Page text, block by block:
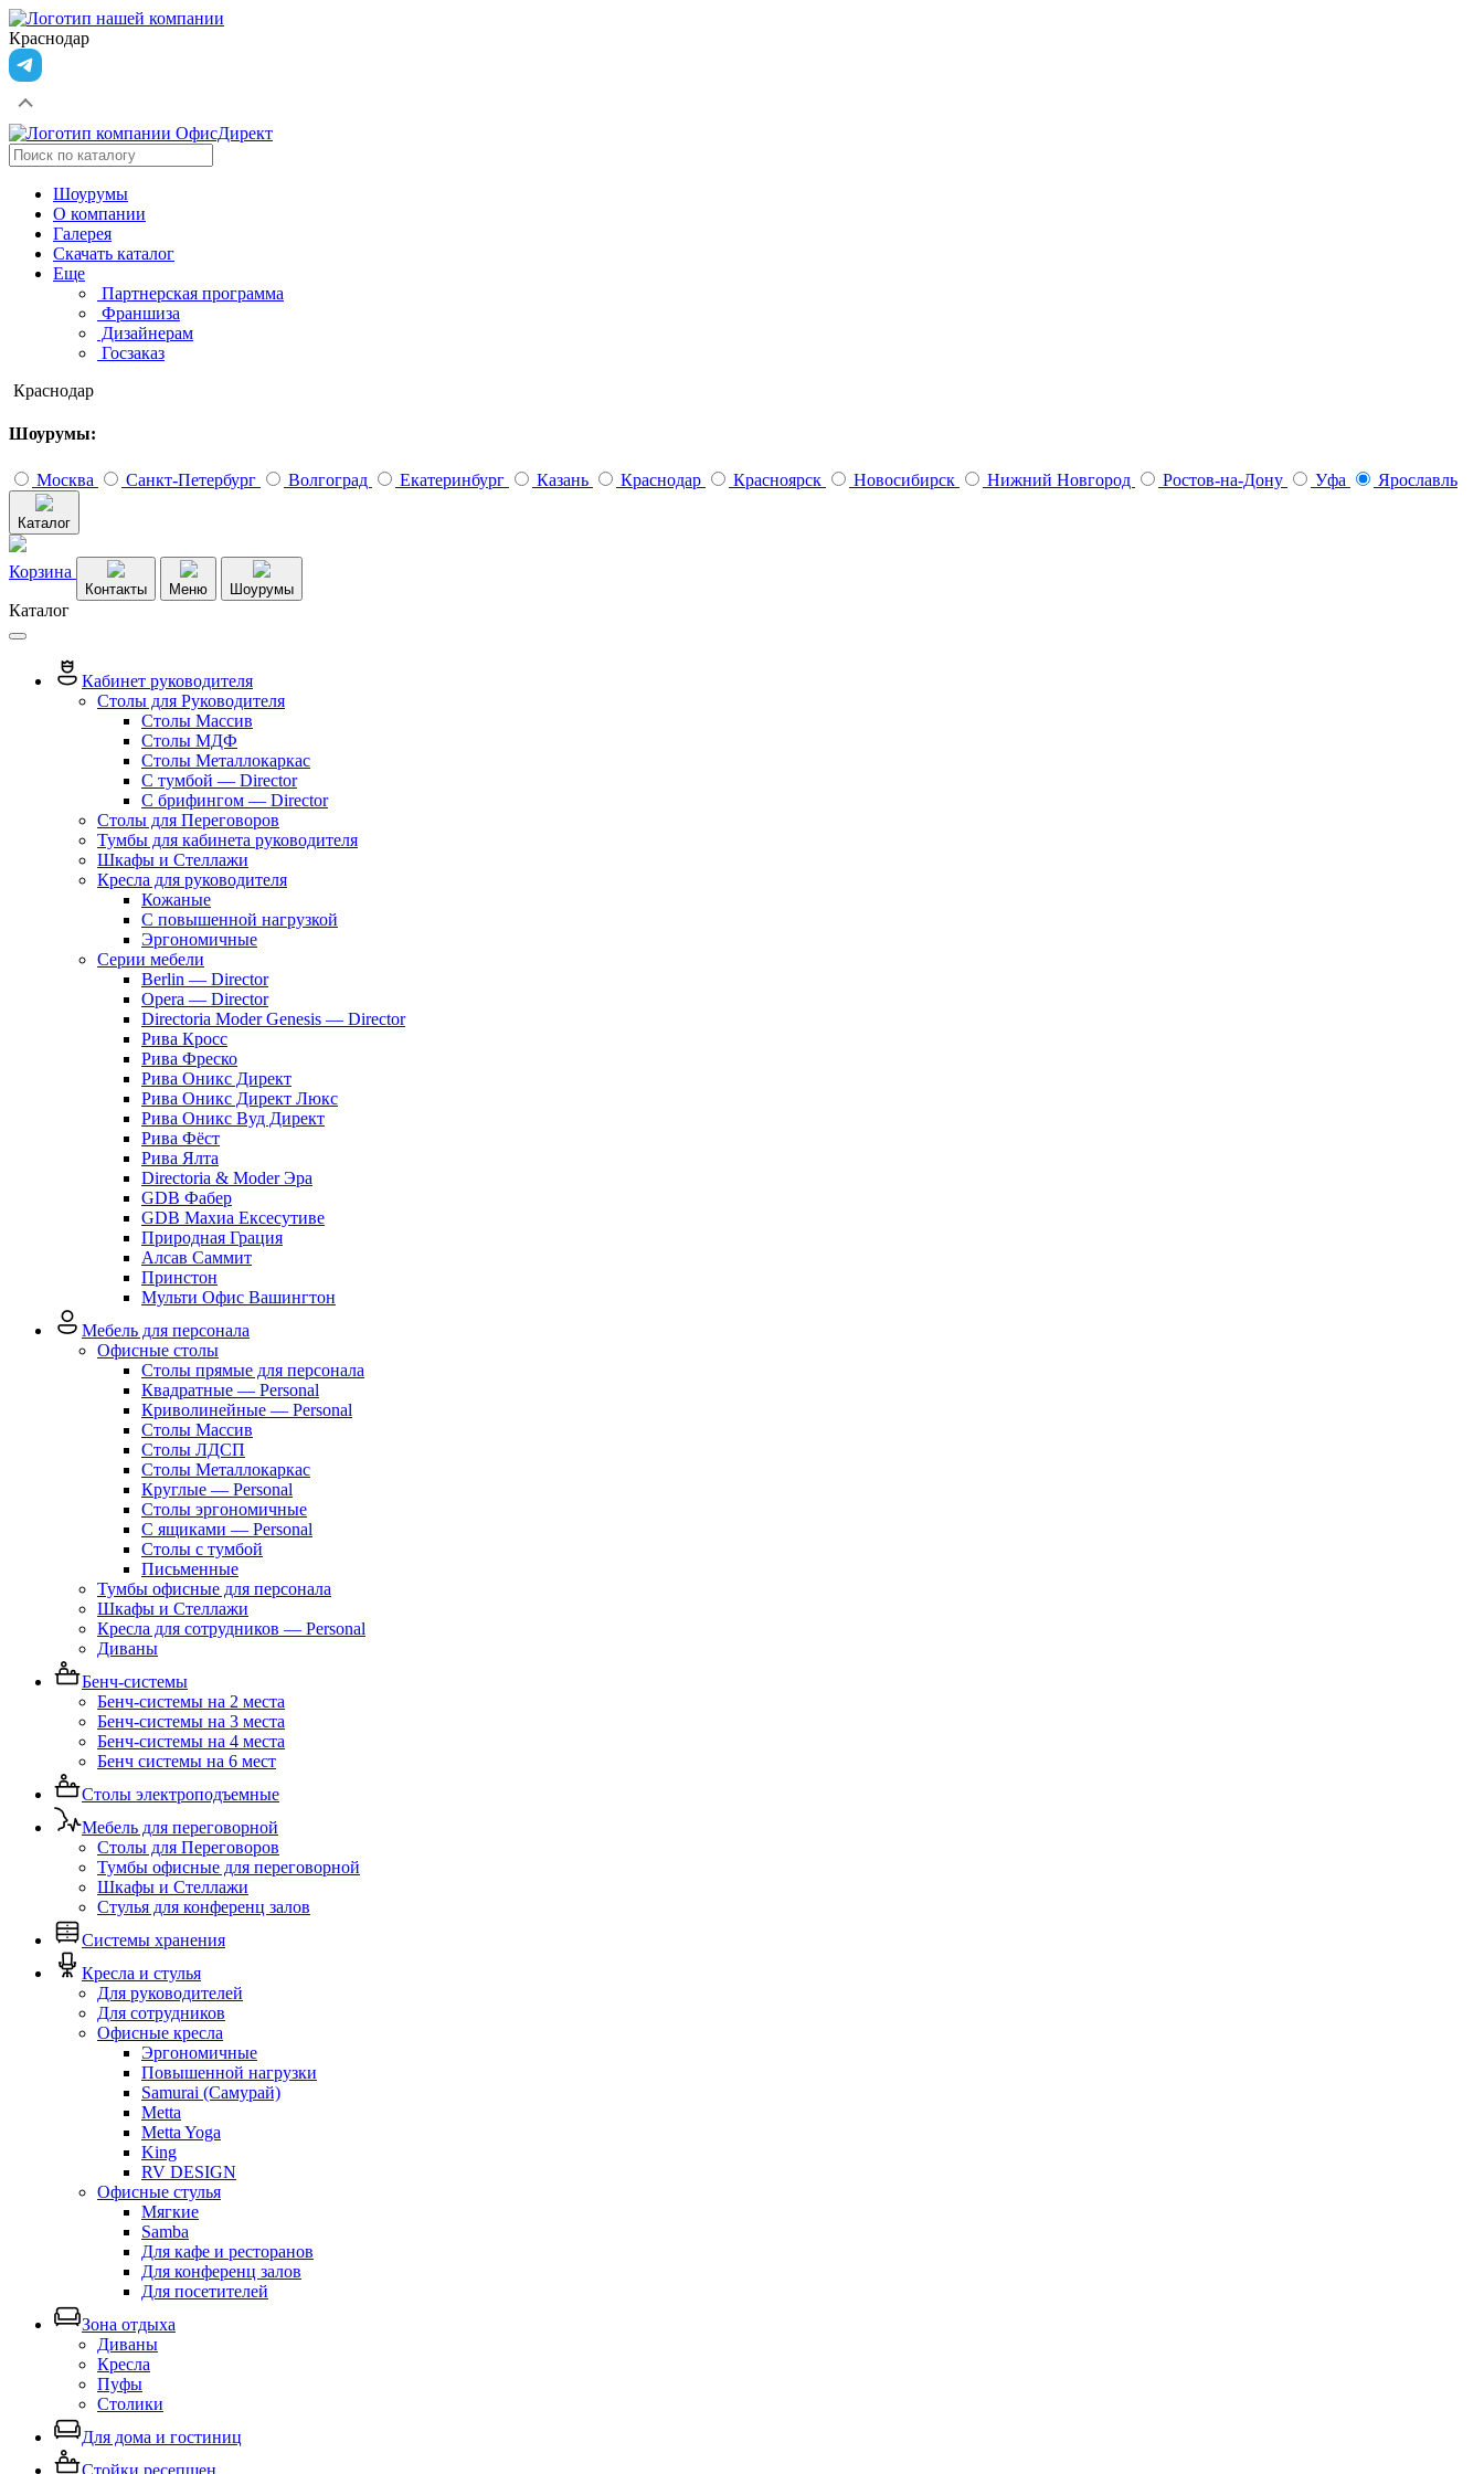
Краснодар
Шоурумы
О компании
Галерея
Скачать каталог
Еще
Партнерская программа
Франшиза
Дизайнерам
Госзаказ
Краснодар
Шоурумы:
Москва Санкт-Петербург Волгоград Екатеринбург Казань Краснодар Красноярск Новосибирск Нижний Новгород Ростов-на-Дону Уфа Ярославль
Каталог
Корзина
Контакты Меню Шоурумы
Каталог
Кабинет руководителя
Столы для Руководителя
Столы Массив
Столы МДФ
Столы Металлокаркас
С тумбой — Director
C брифингом — Director
Столы для Переговоров
Тумбы для кабинета руководителя
Шкафы и Стеллажи
Кресла для руководителя
Кожаные
С повышенной нагрузкой
Эргономичные
Серии мебели
Berlin — Director
Opera — Director
Directoria Moder Genesis — Director
Рива Кросс
Рива Фреско
Рива Оникс Директ
Рива Оникс Директ Люкс
Рива Оникс Вуд Директ
Рива Фёст
Рива Ялта
Directoria & Moder Эра
GDB Фабер
GDB Махиа Ексесутиве
Природная Грация
Алсав Саммит
Принстон
Мульти Офис Вашингтон
Мебель для персонала
Офисные столы
Столы прямые для персонала
Квадратные — Personal
Криволинейные — Personal
Столы Массив
Столы ЛДСП
Столы Металлокаркас
Круглые — Personal
Столы эргономичные
С ящиками — Personal
Столы с тумбой
Письменные
Тумбы офисные для персонала
Шкафы и Стеллажи
Кресла для сотрудников — Personal
Диваны
Бенч-системы
Бенч-системы на 2 места
Бенч-системы на 3 места
Бенч-системы на 4 места
Бенч системы на 6 мест
Столы электроподъемные
Мебель для переговорной
Столы для Переговоров
Тумбы офисные для переговорной
Шкафы и Стеллажи
Стулья для конференц залов
Системы хранения
Кресла и стулья
Для руководителей
Для сотрудников
Офисные кресла
Эргономичные
Повышенной нагрузки
Samurai (Самурай)
Metta
Metta Yoga
King
RV DESIGN
Офисные стулья
Мягкие
Samba
Для кафе и ресторанов
Для конференц залов
Для посетителей
Зона отдыха
Диваны
Кресла
Пуфы
Столики
Для дома и гостиниц
Стойки ресепшен